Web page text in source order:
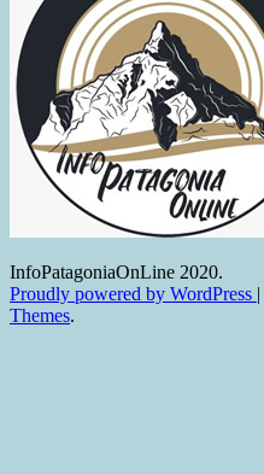
InfoPatagoniaOnLine 2020.
Proudly powered by WordPress |
Themes.